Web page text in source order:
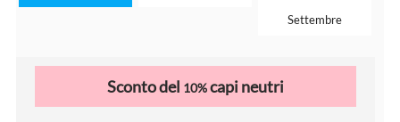
Settembre
Sconto del 10%capi neutri